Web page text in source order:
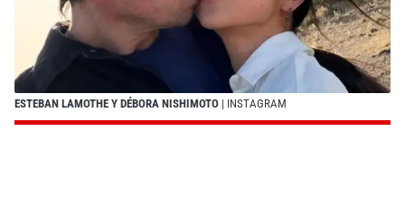
ESTEBAN LAMOTHE Y DÉBORA NISHIMOTO | INSTAGRAM